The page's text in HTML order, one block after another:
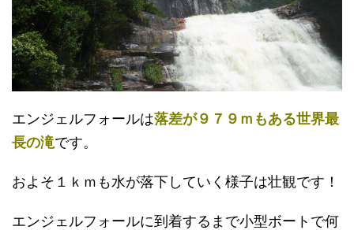
エンジェルフォールは落差が９７９ｍもある世界最
長の滝です。
およそ１ｋｍも水が落下していく様子は壮観です！
エンジェルフォールに到着するまで小型ボートで何